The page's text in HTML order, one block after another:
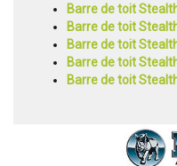
Barre de toit
Barre de toit
Barre de toit
Barre de toit
Barre de toit